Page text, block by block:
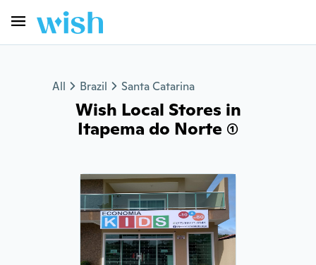
All Brazil Santa Catarina
Wish Local Stores in
Itapema do Norte (1)